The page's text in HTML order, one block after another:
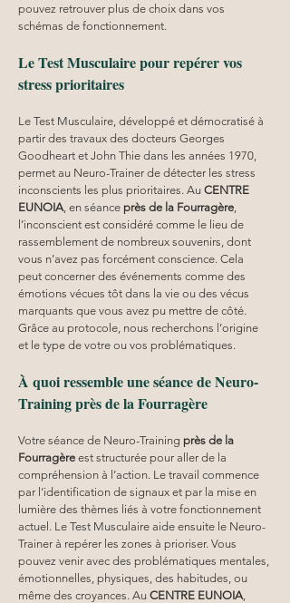
pouvez retrouver plus de choix dans vos
schémas de fonctionnement.
Le Test Musculaire pour repérer vos
stress prioritaires
Le Test Musculaire, développé et démocratisé à
partir des travaux des docteurs Georges
Goodheart et John Thie dans les années 1970,
permet au Neuro-Trainer de détecter les stress
inconscients les plus prioritaires. Au CENTRE
EUNOIA , en séance près de la Fourragère
l’inconscient est considéré comme le lieu de
rassemblement de nombreux souvenirs, dont
vous n’avez pas forcément conscience. Cela
peut concerner des événements comme des
émotions vécues tôt dans la vie ou des vécus
marquants que vous avez pu mettre de côté.
Grâce au protocole, nous recherchons l’origine
et le type de votre ou vos problématiques.
À quoi ressemble une séance de Neuro-
Training près de la Fourragère
Votre séance de Neuro-Training près de la
Fourragère est structurée pour aller de la
compréhension à l’action. Le travail commence
par l’identification de signaux et par la mise en
lumière des thèmes liés à votre fonctionnement
actuel. Le Test Musculaire aide ensuite le Neuro-
Trainer à repérer les zones à prioriser. Vous
pouvez venir avec des problématiques mentales,
émotionnelles, physiques, des habitudes, ou
même des croyances. Au CENTRE EUNOIA